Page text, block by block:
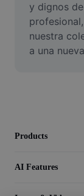
Video Editor
Trim Video
y dignos
nuestra
a una
Products
AI Features